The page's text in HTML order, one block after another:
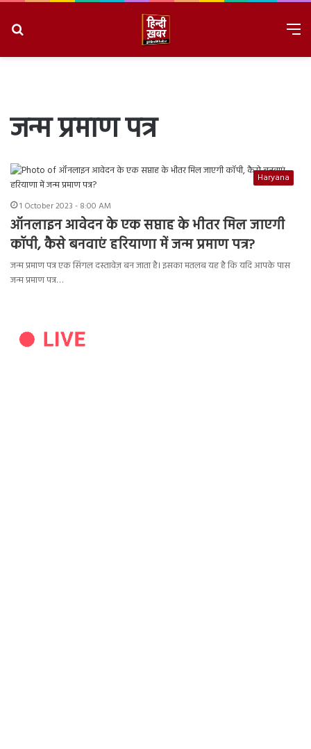
जन्म प्रमाण पत्र
Haryana
1 October 2023 - 8:00 AM
ऑनलाइन आवेदन के एक सप्ताह के भीतर मिल जाएगी
कॉपी, कैसे बनवाएं हरियाणा में जन्म प्रमाण पत्र?
जन्म प्रमाण पत्र एक सिंगल दस्तावेज़ बन जाता है। इसका मतलब यह है कि यदि आपके पास
जन्म प्रमाण पत्र…